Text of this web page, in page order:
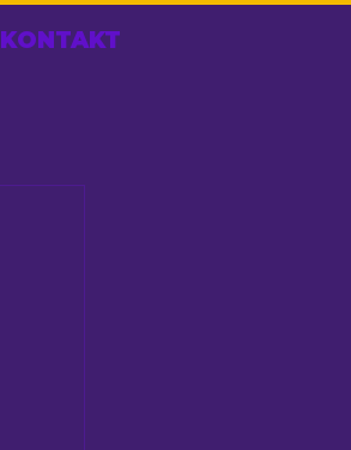
KONTAKT